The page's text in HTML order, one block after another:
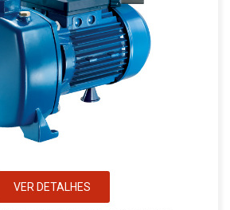
VER DETALHES